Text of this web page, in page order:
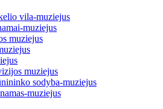
vila-muziejus
muziejus
muziejus
muziejus
sodyba-muziejus
muziejus